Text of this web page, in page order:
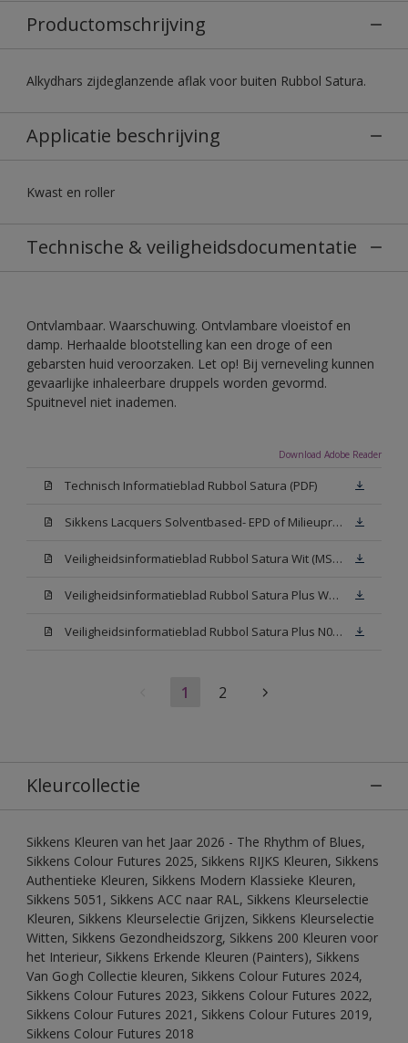
Productomschrijving
Alkydhars zijdeglanzende aflak voor buiten Rubbol Satura.
Applicatie beschrijving
Kwast en roller
Technische & veiligheidsdocumentatie
Ontvlambaar. Waarschuwing. Ontvlambare vloeistof en
damp. Herhaalde blootstelling kan een droge of een
gebarsten huid veroorzaken. Let op! Bij verneveling kunnen
gevaarlijke inhaleerbare druppels worden gevormd.
Spuitnevel niet inademen.
Download Adobe Reader
Technisch Informatieblad Rubbol Satura (PDF)
Sikkens Lacquers Solventbased- EPD of Milieuproductverklaring
Veiligheidsinformatieblad Rubbol Satura Wit (MSDS)
Veiligheidsinformatieblad Rubbol Satura Plus W05 (MSDS)
Veiligheidsinformatieblad Rubbol Satura Plus N00 (MSDS)
1 2
Kleurcollectie
Sikkens Kleuren van het Jaar 2026 - The Rhythm of Blues,
Sikkens Colour Futures 2025, Sikkens RIJKS Kleuren, Sikkens
Authentieke Kleuren, Sikkens Modern Klassieke Kleuren,
Sikkens 5051, Sikkens ACC naar RAL, Sikkens Kleurselectie
Kleuren, Sikkens Kleurselectie Grijzen, Sikkens Kleurselectie
Witten, Sikkens Gezondheidszorg, Sikkens 200 Kleuren voor
het Interieur, Sikkens Erkende Kleuren (Painters), Sikkens
Van Gogh Collectie kleuren, Sikkens Colour Futures 2024,
Sikkens Colour Futures 2023, Sikkens Colour Futures 2022,
Sikkens Colour Futures 2021, Sikkens Colour Futures 2019,
Sikkens Colour Futures 2018